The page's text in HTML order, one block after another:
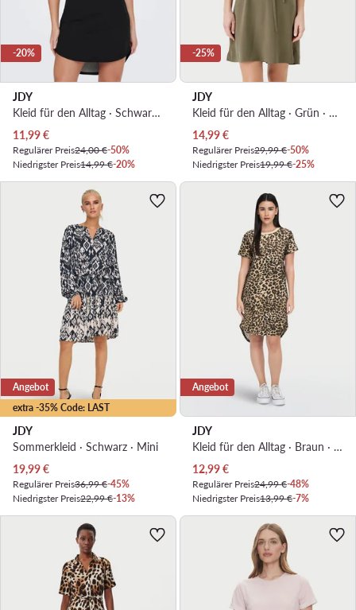
-20%
JDY
Kleid für den Alltag · Schwarz · Mini
Aktueller Preis
11,99€
Regulärer Preis24,00 €-50%
Niedrigster Preis14,99 €-20%
-25%
JDY
Kleid für den Alltag · Grün · Mini
Aktueller Preis
14,99€
Regulärer Preis29,99 €-50%
Niedrigster Preis19,99 €-25%
extra -35% Code: LAST
Angebot
JDY
Sommerkleid · Schwarz · Mini
Aktueller Preis
19,99€
Regulärer Preis36,99 €-45%
Niedrigster Preis22,99 €-13%
Angebot
JDY
Kleid für den Alltag · Braun · Mini
Aktueller Preis
12,99€
Regulärer Preis24,99 €-48%
Niedrigster Preis13,99 €-7%